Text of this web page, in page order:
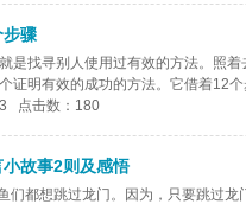
步骤
是找寻别人使用过有效的方法。照
证明有效的成功的方法。它借着12个
点击数：180
故事2则及感悟
们都想跳过龙门。因为，只要跳过